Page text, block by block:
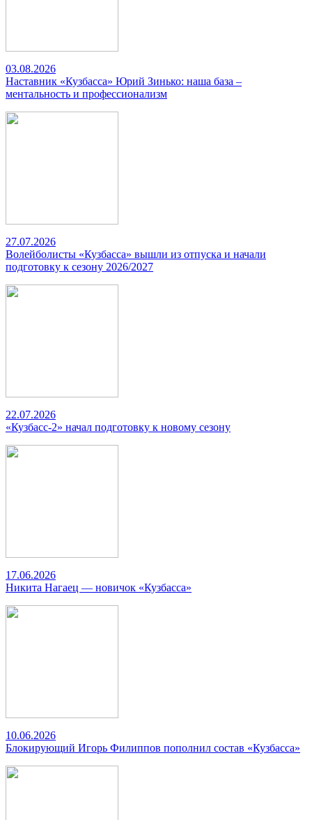
03.08.2026
Наставник «Кузбасса» Юрий Зинько: наша база –
ментальность и профессионализм
27.07.2026
Волейболисты «Кузбасса» вышли из отпуска и начали
подготовку к сезону 2026/2027
22.07.2026
«Кузбасс-2» начал подготовку к новому сезону
17.06.2026
Никита Нагаец — новичок «Кузбасса»
10.06.2026
Блокирующий Игорь Филиппов пополнил состав «Кузбасса»